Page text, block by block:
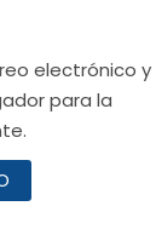
electrónico y
para la